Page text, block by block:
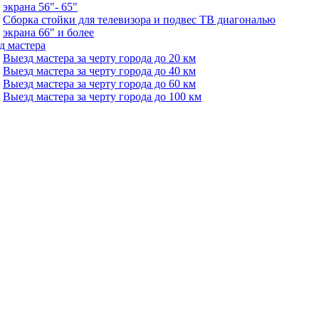
экрана 56"- 65"
Сборка стойки для телевизора и подвес ТВ диагональю
экрана 66" и более
мастера
Выезд мастера за черту города до 20 км
Выезд мастера за черту города до 40 км
Выезд мастера за черту города до 60 км
Выезд мастера за черту города до 100 км